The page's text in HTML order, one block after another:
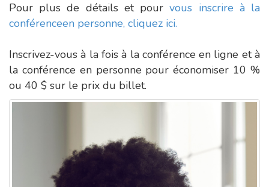
Pour plus de détails et pourvous inscrire à la
conférenceen personne, cliquez ici.
Inscrivez-vous à la fois à la conférence en ligne et à
la conférence en personne pour économiser 10 %
ou 40 $ sur le prix du billet.